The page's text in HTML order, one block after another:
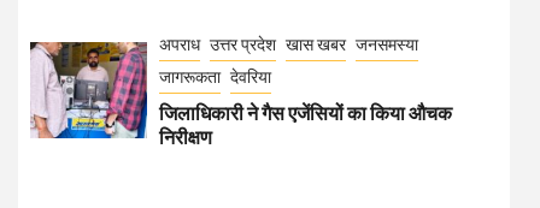
अपराध उत्तर प्रदेश खास खबर जनसमस्या
जागरूकता देवरिया
जिलाधिकारी ने गैस एजेंसियों का किया औचक
निरीक्षण